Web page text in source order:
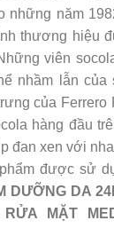
những năm
thương hiệu
viên
nhầm lẫn
của Ferrero
hàng đầu
đan xen với
được sử
DƯỠNG DA
MẶT